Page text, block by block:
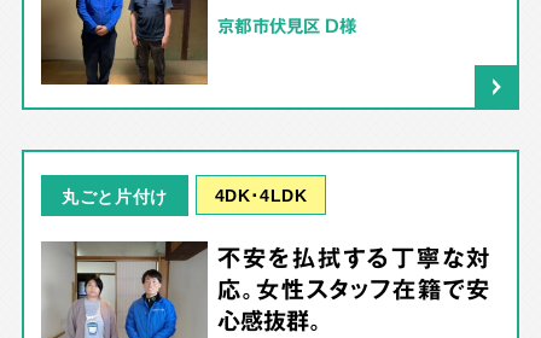
京都市伏見区 D様
丸ごと片付け 4DK･4LDK
不安を払拭する丁寧な対
応。女性スタッフ在籍で安
心感抜群。